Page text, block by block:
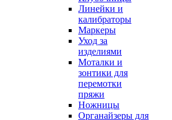
Линейки и
калибраторы
Маркеры
Уход за
изделиями
Моталки и
зонтики для
перемотки
пряжи
Ножницы
Органайзеры для